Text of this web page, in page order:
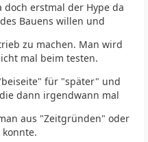
doch erstmal der Hype da
Bauens willen und
zu machen. Man wird
mal beim testen.
für "später" und
dann irgendwann mal
aus "Zeitgründen" oder